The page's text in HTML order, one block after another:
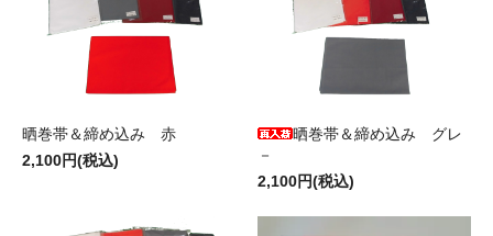
晒巻帯＆締め込み 赤
2,100円(税込)
晒巻帯＆締め込み グレ
－
2,100円(税込)